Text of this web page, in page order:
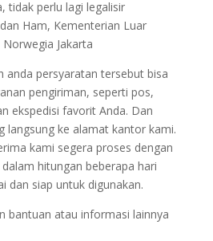
tidak perlu lagi legalisir
Ham, Kementerian Luar
Jakarta
anda persyaratan tersebut bisa
pengiriman, seperti pos,
ekspedisi favorit Anda. Dan
langsung ke alamat kantor kami.
kami segera proses dengan
hitungan beberapa hari
dan siap untuk digunakan.
bantuan atau informasi lainnya